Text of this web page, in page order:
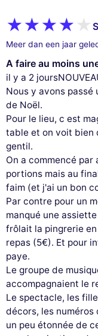
Meer dan een jaar
A faire au moins
il y a 2
Nous y avons
de Noël.
Pour le lieu, c est
table et on voit bien
gentil.
On a commencé par
portions mais au
faim (et j'ai un bon
Par contre pour un
manqué une
frôlait la pingrerie
repas (5€). Et pour
paye.
Le groupe de
accompagnaient le
Le spectacle, les
décors, les
un peu étonnée de